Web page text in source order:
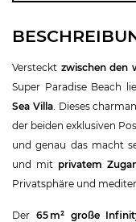
Versteckt zwischen den
Super Paradise Beach
Sea Villa. Dieses
der beiden exklusiven
und genau das macht
und mit privatem
Privatsphäre und
Der 65 m² große